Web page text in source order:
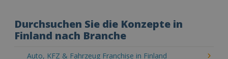
Durchsuchen Sie die Konzepte in
Finland nach Branche
Auto, KFZ & Fahrzeug Franchise in Finland